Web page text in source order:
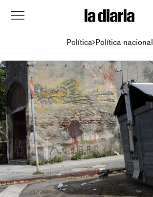
Política Política nacional